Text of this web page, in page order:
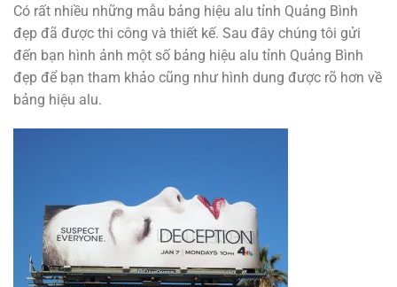
Có rất nhiều những mẫu bảng hiệu alu tỉnh Quảng Bình
đẹp đã được thi công và thiết kế. Sau đây chúng tôi gửi
đến bạn hình ảnh một số bảng hiệu alu tỉnh Quảng Bình
đẹp để bạn tham khảo cũng như hình dung được rõ hơn về
bảng hiệu alu.